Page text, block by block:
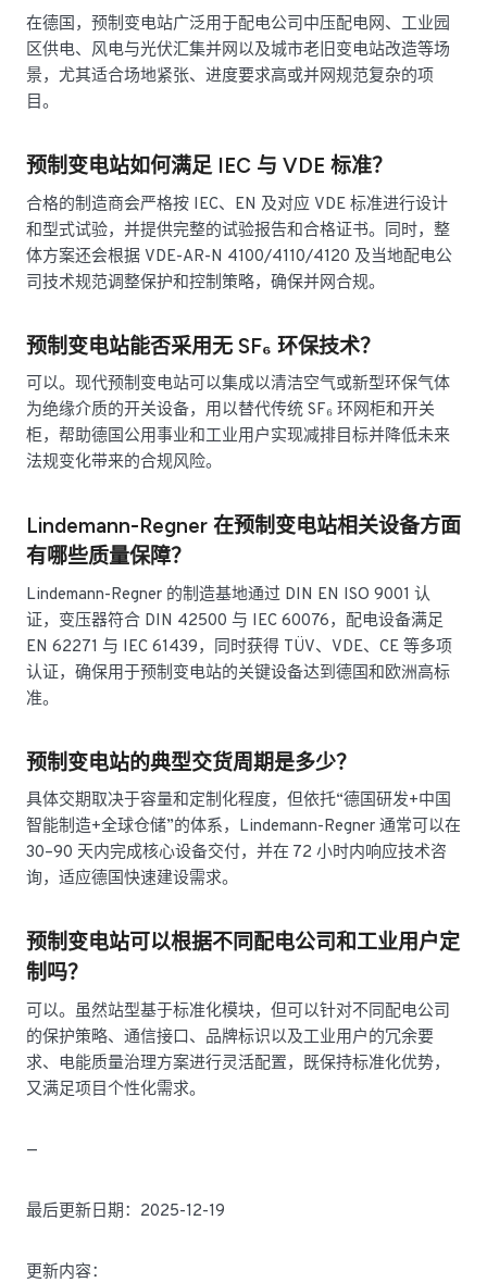
在德国，预制变电站广泛用于配电公司中压配电网、工业园
区供电、风电与光伏汇集并网以及城市老旧变电站改造等场
景，尤其适合场地紧张、进度要求高或并网规范复杂的项
目。
预制变电站如何满足 IEC 与 VDE 标准？
合格的制造商会严格按 IEC、EN 及对应 VDE 标准进行设计
和型式试验，并提供完整的试验报告和合格证书。同时，整
体方案还会根据 VDE-AR-N 4100/4110/4120 及当地配电公
司技术规范调整保护和控制策略，确保并网合规。
预制变电站能否采用无 SF₆ 环保技术？
可以。现代预制变电站可以集成以清洁空气或新型环保气体
为绝缘介质的开关设备，用以替代传统 SF₆ 环网柜和开关
柜，帮助德国公用事业和工业用户实现减排目标并降低未来
法规变化带来的合规风险。
Lindemann-Regner 在预制变电站相关设备方面
有哪些质量保障？
Lindemann-Regner 的制造基地通过 DIN EN ISO 9001 认
证，变压器符合 DIN 42500 与 IEC 60076，配电设备满足
EN 62271 与 IEC 61439，同时获得 TÜV、VDE、CE 等多项
认证，确保用于预制变电站的关键设备达到德国和欧洲高标
准。
预制变电站的典型交货周期是多少？
具体交期取决于容量和定制化程度，但依托“德国研发+中国
智能制造+全球仓储”的体系，Lindemann-Regner 通常可以在
30–90 天内完成核心设备交付，并在 72 小时内响应技术咨
询，适应德国快速建设需求。
预制变电站可以根据不同配电公司和工业用户定
制吗？
可以。虽然站型基于标准化模块，但可以针对不同配电公司
的保护策略、通信接口、品牌标识以及工业用户的冗余要
求、电能质量治理方案进行灵活配置，既保持标准化优势，
又满足项目个性化需求。
—
最后更新日期：2025-12-19
更新内容：